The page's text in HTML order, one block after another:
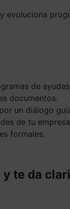
evoluciona
de
documentos.
un diálogo
de tu
formales.
te da